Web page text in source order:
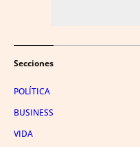
Secciones
POLÍTICA
BUSINESS
VIDA